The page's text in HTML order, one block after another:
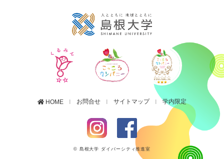
HOME お問合せ サイトマップ 学内限定
© 島根大学 ダイバーシティ推進室